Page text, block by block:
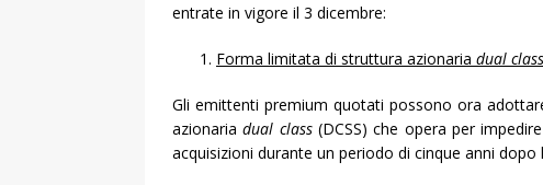
entrate in vigore il 3 dicembre:
Forma limitata di struttura azionaria dual class
Gli emittenti premium quotati possono ora
azionariadual class(DCSS) che opera per
acquisizioni durante un periodo di cinque anni dopo